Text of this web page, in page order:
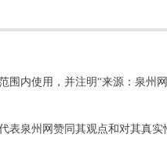
内使用，并注明“来源：泉州
表泉州网赞同其观点和对其真实